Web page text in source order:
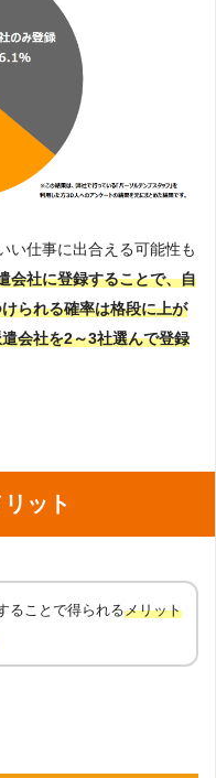
い仕事に出合える可能性も
会社に登録することで、自
られる確率は格段に上が
会社を2～3社選んで登録
ット
ることで得られるメリット